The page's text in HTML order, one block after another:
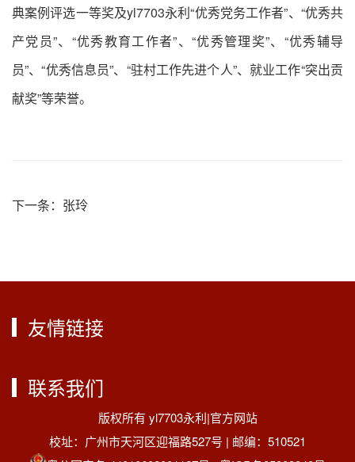
典案例评选一等奖及yl7703永利“优秀党务工作者”、“优秀共
产党员”、“优秀教育工作者”、“优秀管理奖”、“优秀辅导
员”、“优秀信息员”、“驻村工作先进个人”、就业工作“突出贡
献奖”等荣誉。
下一条： 张玲
友情链接
联系我们
版权所有 yl7703永利|官方网站
校址：广州市天河区迎福路527号 | 邮编：510521